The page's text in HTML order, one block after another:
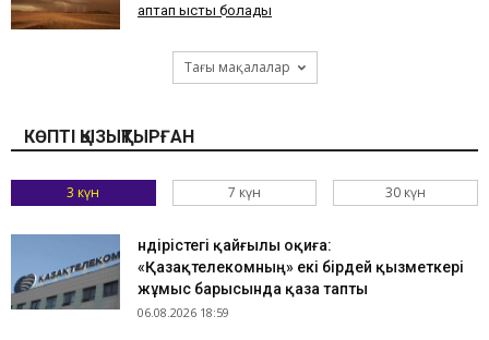
аптап ыстық болады
Тағы мақалалар
КӨПТІ ҚЫЗЫҚТЫРҒАН
3 күн 7 күн 30 күн
Өндірістегі қайғылы оқиға:
«Қазақтелекомның» екі бірдей қызметкері
жұмыс барысында қаза тапты
06.08.2026 18:59